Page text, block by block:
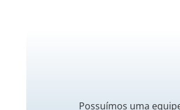
Possuímos uma